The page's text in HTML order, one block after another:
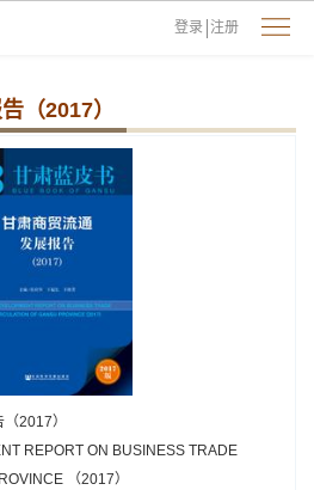
登录 注册
（2017）
2017）
REPORT ON BUSINESS TRADE
（2017）